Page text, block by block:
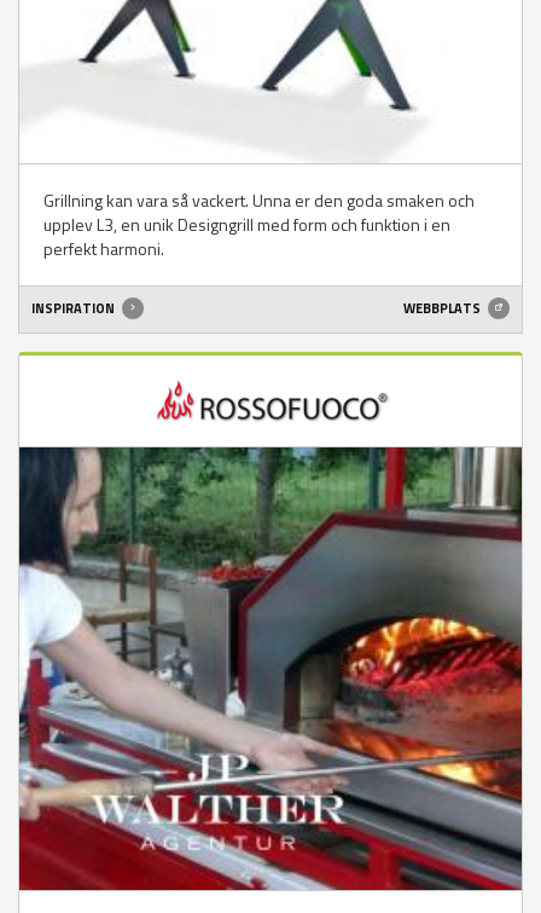
Grillning kan vara så vackert. Unna er den goda smaken och
upplev L3, en unik Designgrill med form och funktion i en
perfekt harmoni.
INSPIRATION WEBBPLATS